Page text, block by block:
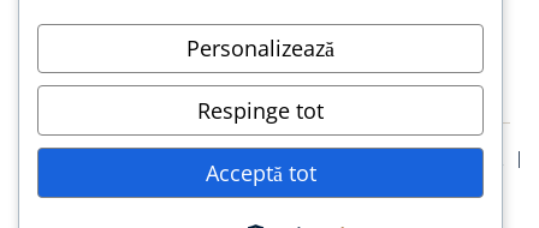
Blog
Declarație Etică
Solicită Asistență Etică Lucrare de Licență
Personalizează
Respinge tot
Acceptă tot